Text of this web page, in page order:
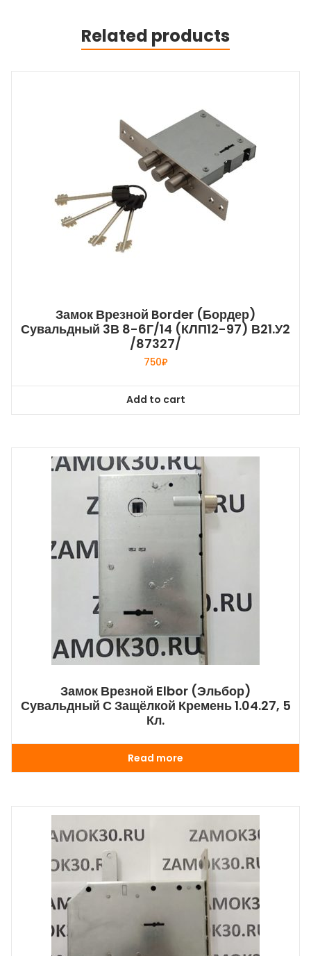
Related products
Замок Врезной Border (Бордер)
Сувальдный 3В 8-6Г/14 (КЛП12-97) В21.У2
/87327/
750₽
Add to cart
Замок Врезной Elbor (Эльбор)
Сувальдный С Защёлкой Кремень 1.04.27, 5
Кл.
Read more